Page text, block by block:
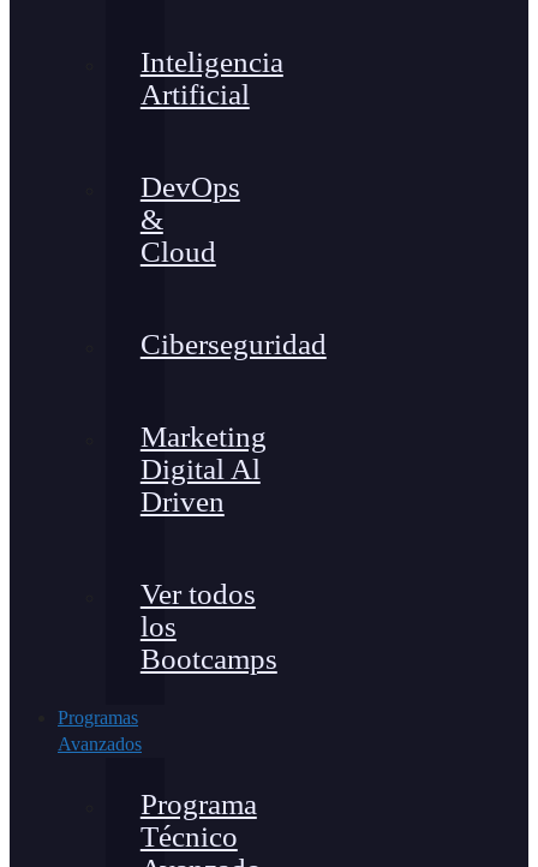
Inteligencia
Artificial
DevOps
&
Cloud
Ciberseguridad
Marketing
Digital Al
Driven
Ver todos
los
Bootcamps
Programas
Avanzados
Programa
Técnico